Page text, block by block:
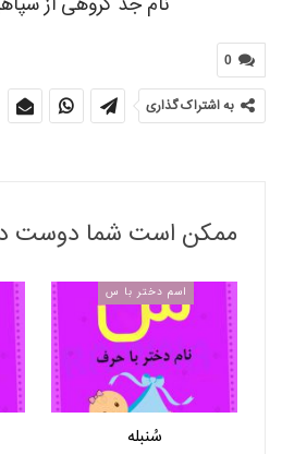
0
به اشتراک گذاری
ممکن است شما دوست
اسم دختر با س
سُنبله